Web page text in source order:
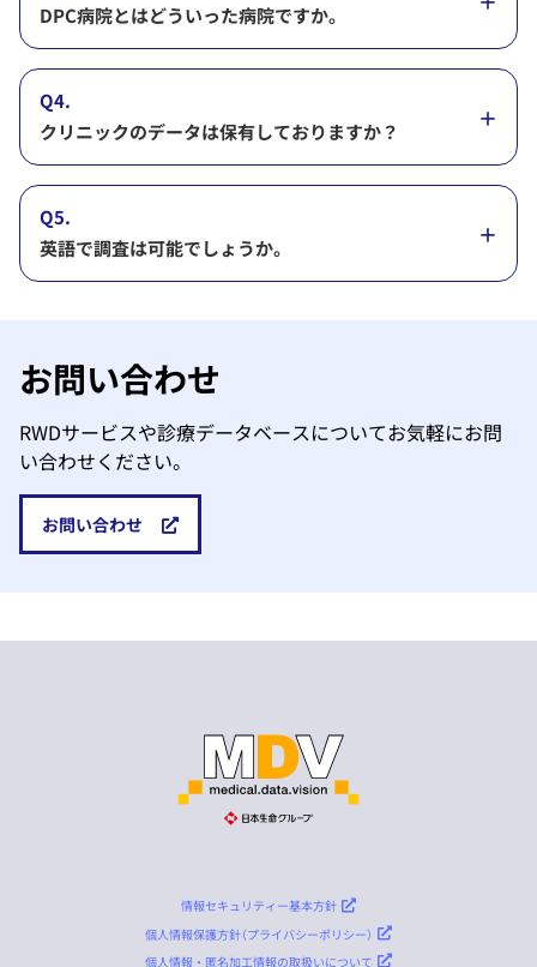
DPC病院とはどういった病院ですか。
Q4.
クリニックのデータは保有しておりますか？
Q5.
英語で調査は可能でしょうか。
お問い合わせ
RWDサービスや診療データベースについてお気軽にお問
い合わせください。
お問い合わせ
情報セキュリティー基本方針
個人情報保護方針（プライバシーポリシー）
個人情報・匿名加工情報の取扱いについて